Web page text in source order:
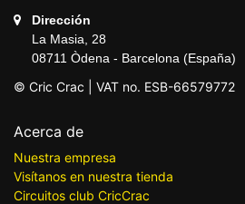
Dirección
La Masia, 28
08711 Òdena - Barcelona (España)
© Cric Crac | VAT no. ESB-66579772
Acerca de
Nuestra empresa
Visítanos en nuestra tienda
Circuitos club CricCrac